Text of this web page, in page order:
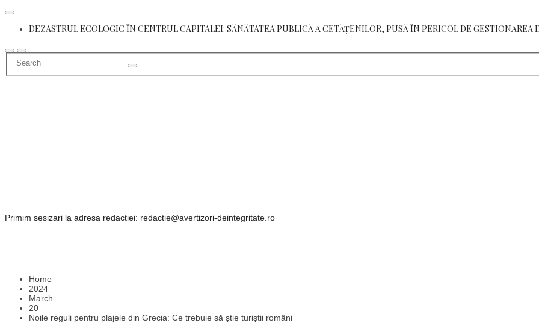
Skip
contentDEZASTRUL ECOLOGIC ÎN CENTRUL CAPITALEI: SĂNĂTATEA PUBLICĂ A CETĂȚENILOR, PUSĂ ÎN PERICOL DE GESTIONAREA
Primim sesizari la adresa redactiei: redactie@avertizori-deintegritate.ro
Home
2024
March
20
Noile reguli pentru plajele din Grecia: Ce trebuie să știe turiștii români